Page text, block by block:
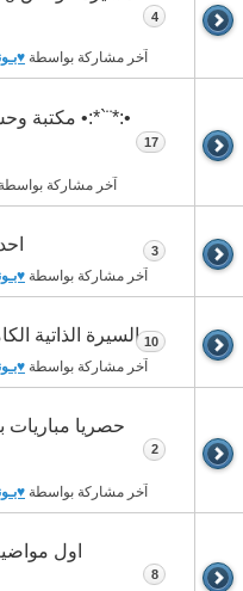
آخر مشاركة بواسطة
4
•:*¨`*:• مكتبة
آخر مشاركة بواسطة
17
آخر مشاركة بواسطة
3
السيرة الذاتية
آخر مشاركة بواسطة
10
آخر مشاركة بواسطة
2
اول
8